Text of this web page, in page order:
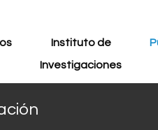
Instituto de
Investigaciones